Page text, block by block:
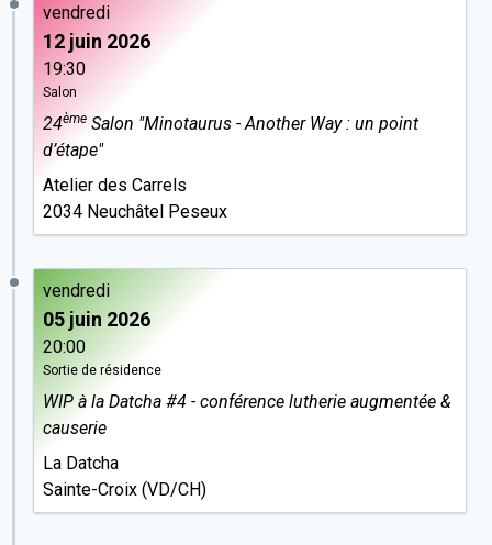
vendredi
12 juin 2026
19:30
Salon
24ème Salon "Minotaurus - Another Way : un point
d’étape"
Atelier des Carrels
2034 Neuchâtel Peseux
vendredi
05 juin 2026
20:00
Sortie de résidence
WIP à la Datcha #4 - conférence lutherie augmentée &
causerie
La Datcha
Sainte-Croix (VD/CH)